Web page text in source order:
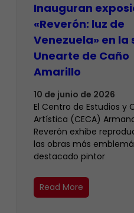
Inauguran
«Reverón: luz de
Venezuela» en la
Unearte de Caño
Amarillo
10 de junio de 2026
El Centro de Estudios y
Artística (CECA)
Reverón exhibe
las obras más
destacado pintor
Read More